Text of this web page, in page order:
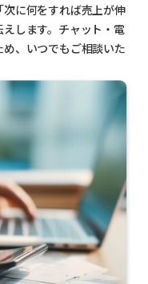
に何をすれば売上が伸
します。チャット・電
、いつでもご相談いた